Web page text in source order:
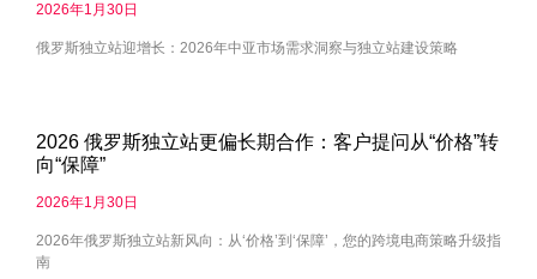
2026年1月30日
俄罗斯独立站迎增长：2026年中亚市场需求洞察与独立站建设策略
2026 俄罗斯独立站更偏长期合作：客户提问从“价格”转
向“保障”
2026年1月30日
2026年俄罗斯独立站新风向：从‘价格’到‘保障’，您的跨境电商策略升级指
南